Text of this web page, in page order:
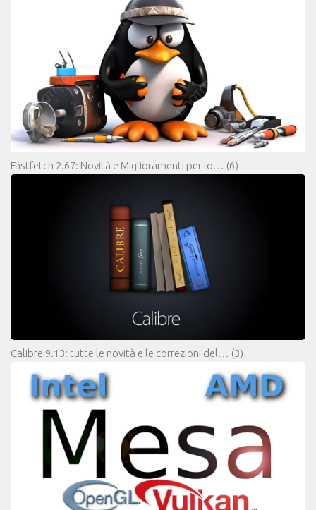
Fastfetch 2.67: Novità e Miglioramenti per lo… (6)
Calibre 9.13: tutte le novità e le correzioni del… (3)